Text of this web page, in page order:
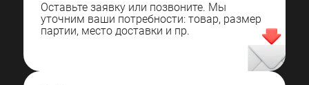
Оставьте заявку или позвоните. Мы
уточним ваши потребности: товар, размер
партии, место доставки и пр.